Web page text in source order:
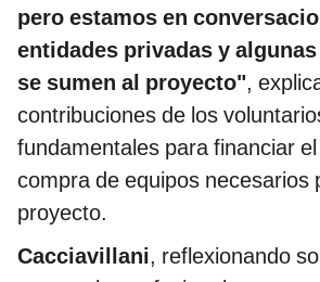
pero estamos en
entidades privadas y
se sumen al proyecto",
contribuciones de los
fundamentales para financiar
compra de equipos necesarios
proyecto.
Cacciavillani, reflexionando